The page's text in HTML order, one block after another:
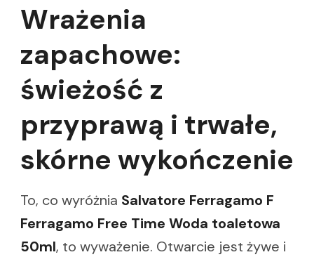
Wrażenia
zapachowe:
świeżość z
przyprawą i trwałe,
skórne wykończenie
To, co wyróżnia Salvatore Ferragamo F
Ferragamo Free Time Woda toaletowa
50ml, to wyważenie. Otwarcie jest żywe i